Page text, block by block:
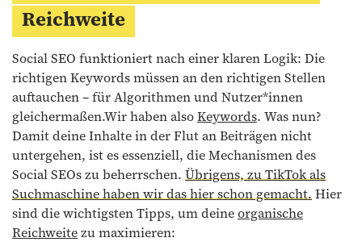
Reichweite
Social SEO funktioniert nach einer klaren Logik: Die
richtigen Keywords müssen an den richtigen Stellen
auftauchen – für Algorithmen und Nutzer*innen
gleichermaßen.Wir haben alsoKeywords. Was nun?
Damit deine Inhalte in der Flut an Beiträgen nicht
untergehen, ist es essenziell, die Mechanismen des
Social SEOs zu beherrschen. Übrigens, zu TikTok als
Suchmaschine haben wir das hier schon gemacht.Hier
sind die wichtigsten Tipps, um deineorganische
Reichweitezu maximieren: